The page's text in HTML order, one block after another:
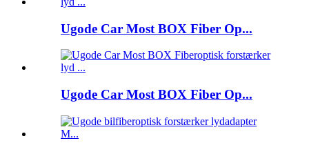
Ugode Car Most BOX Fiber Op...
Ugode Car Most BOX Fiber Op...